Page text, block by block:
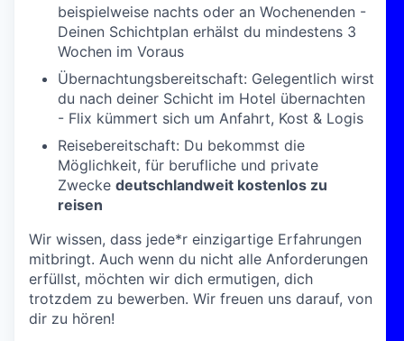
beispielweise nachts oder an Wochenenden -
Deinen Schichtplan erhälst du mindestens 3
Wochen im Voraus
Übernachtungsbereitschaft: Gelegentlich wirst
du nach deiner Schicht im Hotel übernachten
- Flix kümmert sich um Anfahrt, Kost & Logis
Reisebereitschaft: Du bekommst die
Möglichkeit, für berufliche und private
Zwecke deutschlandweit kostenlos zu
reisen
Wir wissen, dass jede*r einzigartige Erfahrungen
mitbringt. Auch wenn du nicht alle Anforderungen
erfüllst, möchten wir dich ermutigen, dich
trotzdem zu bewerben. Wir freuen uns darauf, von
dir zu hören!